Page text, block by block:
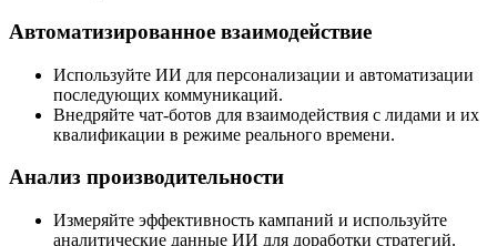
Автоматизированное взаимодействие
Используйте ИИ для персонализации и автоматизации
последующих коммуникаций.
Внедряйте чат-ботов для взаимодействия с лидами и их
квалификации в режиме реального времени.
Анализ производительности
Измеряйте эффективность кампаний и используйте
аналитические данные ИИ для доработки стратегий.